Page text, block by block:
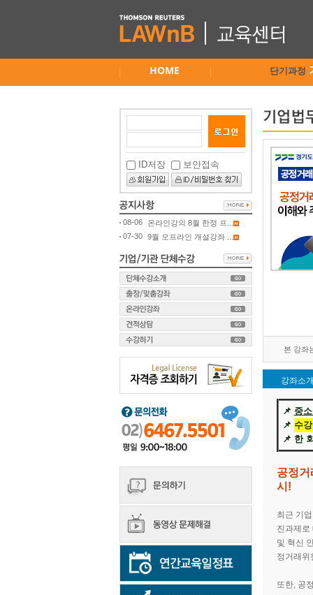
HOME 단기과정
ID저장 보안접속
08-06
온라인강의 8월 한정 프...
07-30
9월 오프라인 개설강좌 ...
본 강좌
강좌소개
📌 중
📌 수
​📌 한
공정
시!
최근 기
진과제로
및 혁신
정거래위
또한, 공